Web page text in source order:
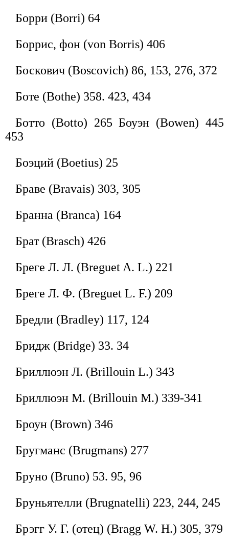
Борри (Borri) 64
Боррис, фон (von Borris) 406
Боскович (Boscovich) 86, 153, 276, 372
Боте (Bothe) 358. 423, 434
Ботто (Botto) 265 Боуэн (Bowen) 445
453
Боэций (Boetius) 25
Браве (Bravais) 303, 305
Бранна (Branca) 164
Брат (Brasch) 426
Бреге Л. Л. (Breguet A. L.) 221
Бреге Л. Ф. (Breguet L. F.) 209
Бредли (Bradley) 117, 124
Бридж (Bridge) 33. 34
Бриллюэн Л. (Brillouin L.) 343
Бриллюэн М. (Brillouin M.) 339-341
Броун (Brown) 346
Бругманс (Brugmans) 277
Бруно (Bruno) 53. 95, 96
Бруньятелли (Brugnatelli) 223, 244, 245
Брэгг У. Г. (отец) (Bragg W. Н.) 305, 379